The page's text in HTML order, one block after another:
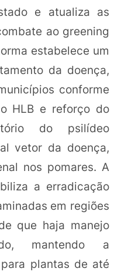
e atualiza as
ao greening
estabelece um
da doença,
conforme
HLB e reforço do
do psilídeo
vetor da doença,
nos pomares. A
a erradicação
em regiões
que haja manejo
mantendo a
plantas de até